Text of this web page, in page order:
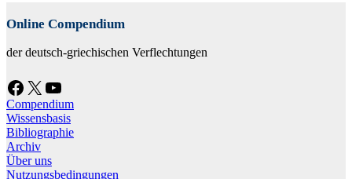
Online Compendium
der deutsch-griechischen Verflechtungen
Facebook X YouTube
Compendium
Wissensbasis
Bibliographie
Archiv
Über uns
Nutzungsbedingungen